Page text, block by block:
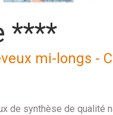
****
mi-longs -
de synthèse de qualité